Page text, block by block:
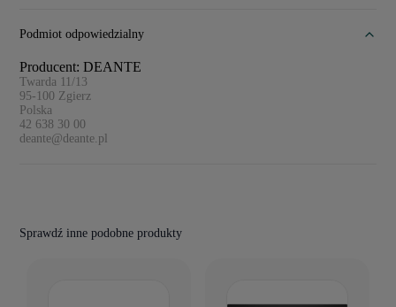
Podmiot odpowiedzialny
Producent: DEANTE
Twarda 11/13
95-100 Zgierz
Polska
42 638 30 00
deante@deante.pl
Sprawdź inne podobne produkty